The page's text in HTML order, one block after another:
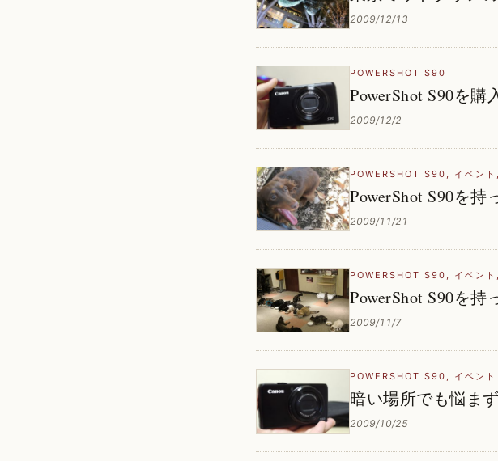
2009/12/13
POWERSHOT S90
PowerShot S90を購
2009/12/2
POWERSHOT S90 , イベント ,
PowerShot S90を
2009/11/21
POWERSHOT S90 , イベント ,
PowerShot S90を
2009/11/7
POWERSHOT S90 , イベント
暗い場所でも悩ま
2009/10/25